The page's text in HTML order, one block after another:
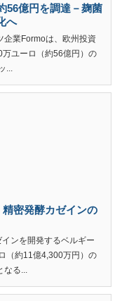
56億円を調達－麹菌
へ
企業Formoは、欧州投資
ユーロ（約56億円）の
密発酵カゼインの
ンを開発するベルギー
（約11億4,300万円）の
る...